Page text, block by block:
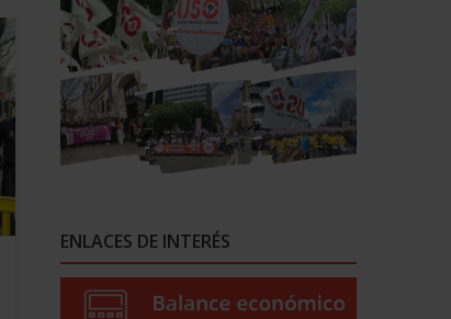
ENLACES DE INTERÉS